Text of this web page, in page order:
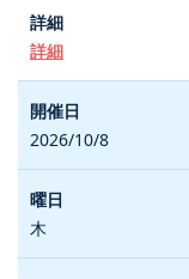
詳細
2026/10/8
木